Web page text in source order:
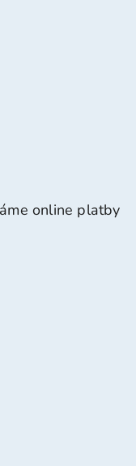
online platby